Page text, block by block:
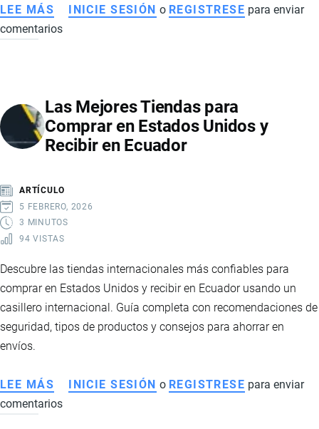
LEE MÁS SOBRE
CÓMO
PASO
A
PASO
CONSEJOS
PRÁCTICOS
INICIE SESIÓN o REGISTRESE para enviar
comentarios
Las Mejores Tiendas para
Comprar en Estados Unidos y
Recibir en Ecuador
ARTÍCULO
5 FEBRERO, 2026
3 MINUTOS
94 VISTAS
Descubre las tiendas internacionales más confiables para
comprar en Estados Unidos y recibir en Ecuador usando un
casillero internacional. Guía completa con recomendaciones de
seguridad, tipos de productos y consejos para ahorrar en
envíos.
LEE MÁS SOBRE
LAS
INICIE SESIÓN o REGISTRESE para enviar
comentarios